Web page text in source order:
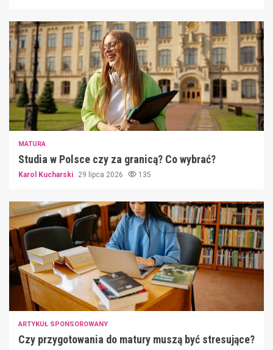
MATURA
Studia w Polsce czy za granicą? Co wybrać?
Karol Kucharski 29 lipca 2026 135
ARTYKUŁ SPONSOROWANY
Czy przygotowania do matury muszą być stresujące?